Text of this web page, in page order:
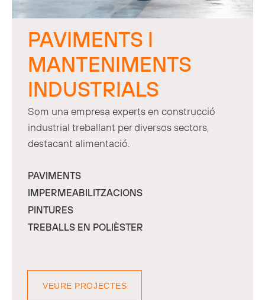
PAVIMENTS I
MANTENIMENTS
INDUSTRIALS
Som una empresa experts en construcció
industrial treballant per diversos sectors,
destacant alimentació.
PAVIMENTS
IMPERMEABILITZACIONS
PINTURES
TREBALLS EN POLIÈSTER
VEURE PROJECTES